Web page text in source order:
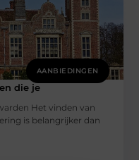
AANBIEDINGEN
die je
Het vinden van
is belangrijker dan